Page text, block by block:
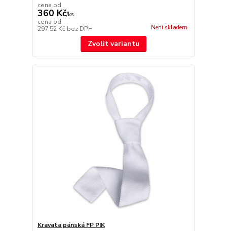
cena od
360 Kč/ks
cena od
297,52 Kč bez DPH Není skladem
Zvolit variantu
Kravata pánská FP PIK